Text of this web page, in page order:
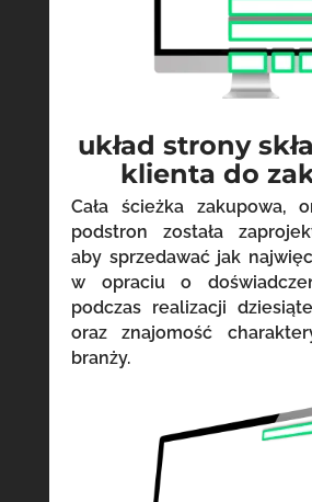
układ strony
klienta do
Cała ścieżka zakupowa,
podstron została
aby sprzedawać jak
w opraciu o
podczas realizacji
oraz znajomość
branży.